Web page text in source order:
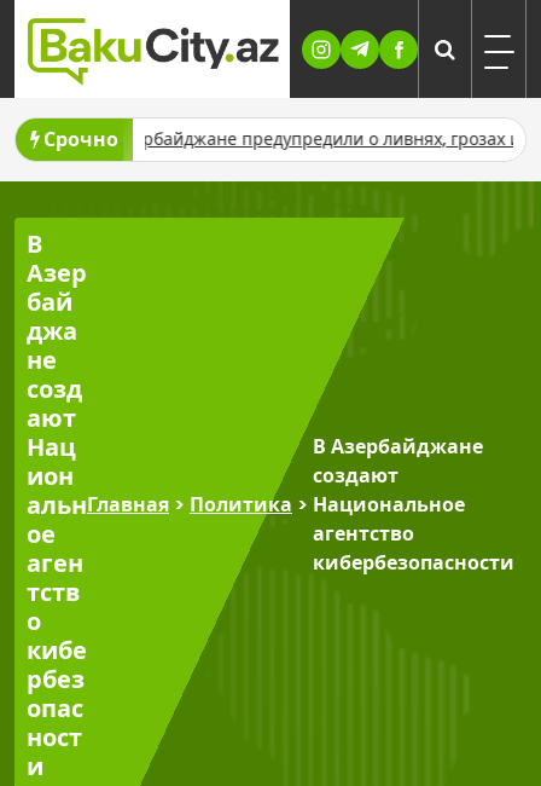
Skip
content
Срочно
В Азербайджане предупредили о ливнях, грозах и граде
В
Азер
бай
джа
не
созд
ают
Нац
ион
альн
ое
аген
тств
о
кибе
рбез
опас
ност
и
Главная > Политика >
В Азербайджане
создают
Национальное
агентство
кибербезопасности